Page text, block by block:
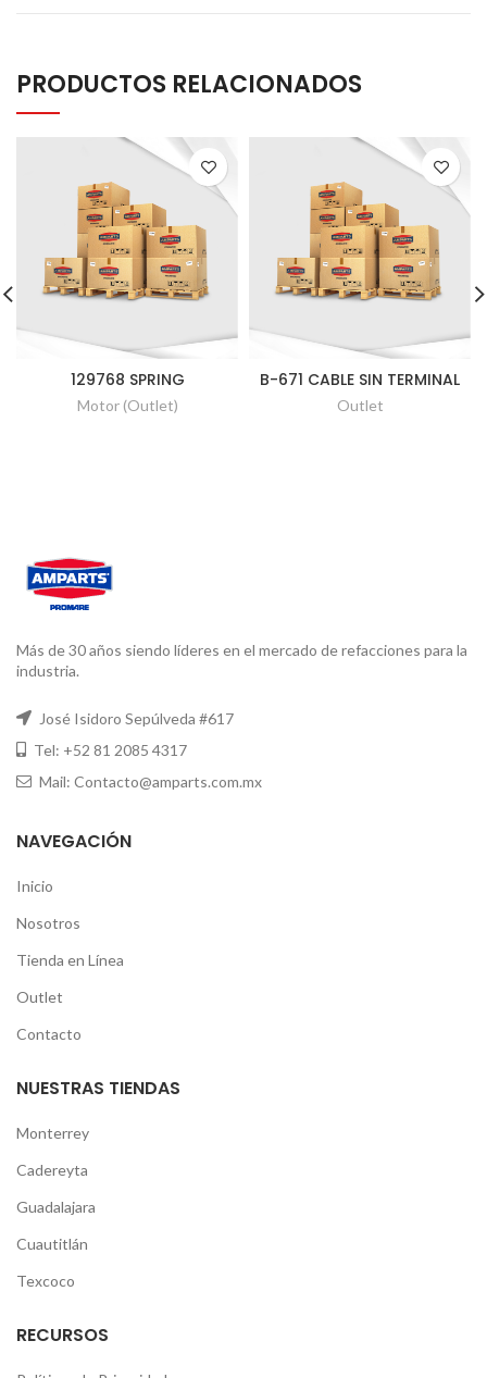
PRODUCTOS RELACIONADOS
129768 SPRING
Motor (Outlet)
B-671 CABLE SIN TERMINAL
Outlet
Más de 30 años siendo líderes en el mercado de refacciones para la
industria.
José Isidoro Sepúlveda #617
Tel: +52 81 2085 4317
Mail: Contacto@amparts.com.mx
NAVEGACIÓN
Inicio
Nosotros
Tienda en Línea
Outlet
Contacto
NUESTRAS TIENDAS
Monterrey
Cadereyta
Guadalajara
Cuautitlán
Texcoco
RECURSOS